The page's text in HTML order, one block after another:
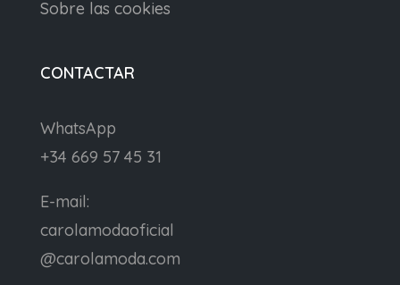
Sobre las cookies
CONTACTAR
WhatsApp
+34 669 57 45 31
E-mail:
carolamodaoficial
@carolamoda.com